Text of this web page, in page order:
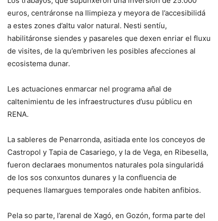
euros, centráronse na llimpieza y meyora de l’accesibilidá
a estes zones d’altu valor natural. Nesti sentíu,
habilitáronse siendes y pasareles que dexen enriar el fluxu
de visites, de la qu’embriven les posibles afecciones al
ecosistema dunar.
Les actuaciones enmarcar nel programa añal de
caltenimientu de les infraestructures d’usu públicu en
RENA.
La sableres de Penarronda, asitiada ente los conceyos de
Castropol y Tapia de Casariego, y la de Vega, en Ribesella,
fueron declaraes monumentos naturales pola singularidá
de los sos conxuntos dunares y la confluencia de
pequenes llamargues temporales onde habiten anfibios.
Pela so parte, l’arenal de Xagó, en Gozón, forma parte del